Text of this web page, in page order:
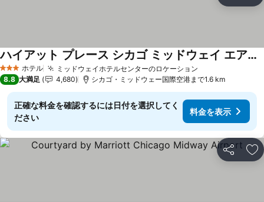
3 ホテルのランク
ホテル ミッドウェイホテルセンターのロケーション
ハイアット プレース シカゴ ミッドウェイ エアポート
料金を表示
8.8 大満足 4,680 シカゴ・ミッドウェー国際空港まで1.6 km
正確な料金を確認するには日付を選択してく
ださい
料金を表示
シェア お